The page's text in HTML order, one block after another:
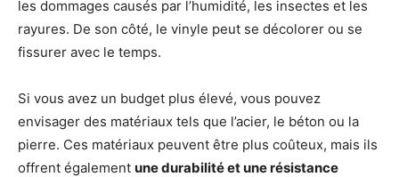
les dommages causés par l’humidité, les insectes et les
rayures. De son côté, le vinyle peut se décolorer ou se
fissurer avec le temps.
Si vous avez un budget plus élevé, vous pouvez
envisager des matériaux tels que l’acier, le béton ou la
pierre. Ces matériaux peuvent être plus coûteux, mais ils
offrent également une durabilité et une résistance